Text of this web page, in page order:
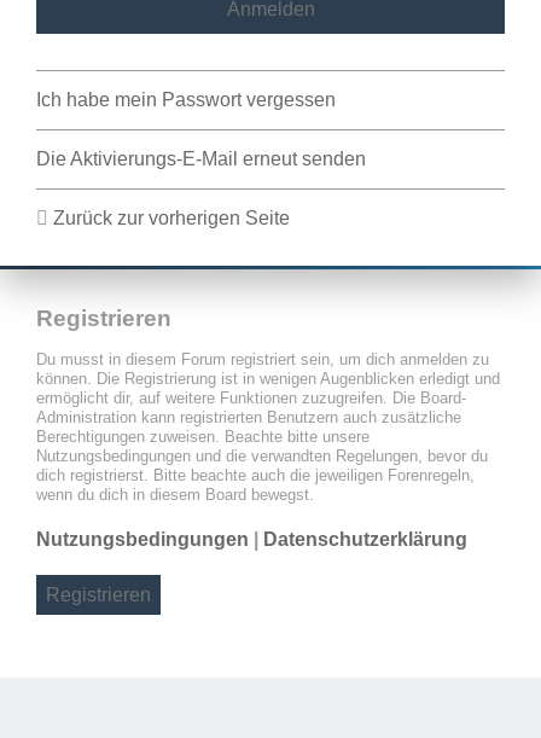
Ich habe mein Passwort vergessen
Die Aktivierungs-E-Mail erneut senden
Zurück zur vorherigen Seite
Registrieren
Du musst in diesem Forum registriert sein, um dich anmelden zu
können. Die Registrierung ist in wenigen Augenblicken erledigt und
ermöglicht dir, auf weitere Funktionen zuzugreifen. Die Board-
Administration kann registrierten Benutzern auch zusätzliche
Berechtigungen zuweisen. Beachte bitte unsere
Nutzungsbedingungen und die verwandten Regelungen, bevor du
dich registrierst. Bitte beachte auch die jeweiligen Forenregeln,
wenn du dich in diesem Board bewegst.
Nutzungsbedingungen Datenschutzerklärung
Registrieren